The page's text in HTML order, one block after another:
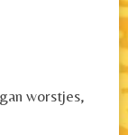
worstjes,